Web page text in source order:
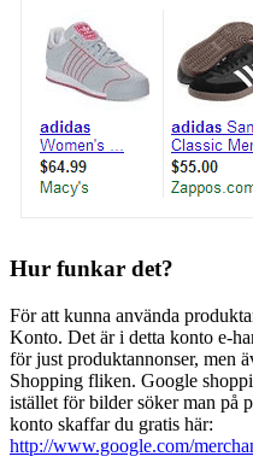
Hur funkar det?
För att kunna använda
Konto. Det är i detta konto e-
för just produktannonser, men
Shopping fliken. Google
istället för bilder söker man på
konto skaffar du gratis här:
http://www.google.com/